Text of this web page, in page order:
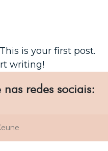
is your first post.
writing!
redes sociais: